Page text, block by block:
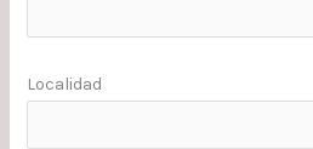
Localidad